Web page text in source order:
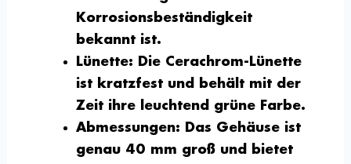
Korrosionsbeständigkeit
bekannt ist.
Lünette: Die Cerachrom-Lünette
ist kratzfest und behält mit der
Zeit ihre leuchtend grüne Farbe.
Abmessungen: Das Gehäuse ist
genau 40 mm groß und bietet